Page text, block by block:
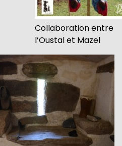
Collaboration entre
l’Oustal et Mazel